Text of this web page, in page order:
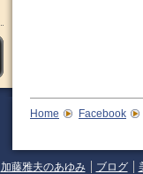
Home Facebook
加藤雅夫のあゆみ ブログ